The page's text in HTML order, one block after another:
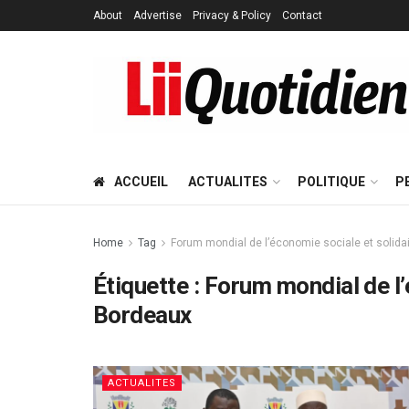
About Advertise Privacy & Policy Contact
ACCUEIL ACTUALITES POLITIQUE
Home Tag Forum mondial de l’économie sociale et
Étiquette : Forum mondial de
Bordeaux
ACTUALITES